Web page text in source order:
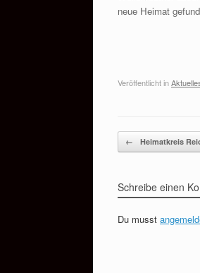
neue Heimat
Veröffentlicht in
Beitragsnavigation
← Heimatkreis
Schreibe einen
Du musst